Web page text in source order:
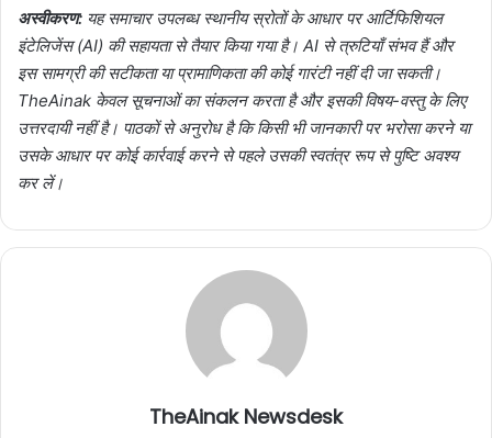
अस्वीकरण: यह समाचार उपलब्ध स्थानीय स्रोतों के आधार पर आर्टिफिशियल
इंटेलिजेंस (AI) की सहायता से तैयार किया गया है। AI से त्रुटियाँ संभव हैं और
इस सामग्री की सटीकता या प्रामाणिकता की कोई गारंटी नहीं दी जा सकती।
TheAinak केवल सूचनाओं का संकलन करता है और इसकी विषय-वस्तु के लिए
उत्तरदायी नहीं है। पाठकों से अनुरोध है कि किसी भी जानकारी पर भरोसा करने या
उसके आधार पर कोई कार्रवाई करने से पहले उसकी स्वतंत्र रूप से पुष्टि अवश्य
कर लें।
TheAinak Newsdesk